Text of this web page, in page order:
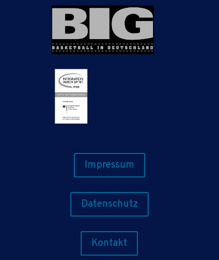
Impressum
Datenschutz
Kontakt